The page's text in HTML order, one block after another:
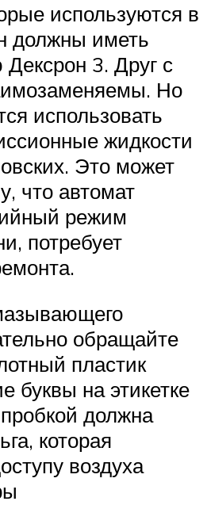
используются в
должны иметь
3. Друг с
Но
использовать
жидкости
Это может
что автомат
режим
потребует
обращайте
пластик
буквы на этикетке
должна
которая
воздуха